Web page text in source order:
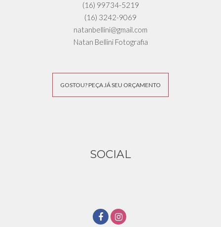
(16) 99734-5219
(16) 3242-9069
natanbellini@gmail.com
Natan Bellini Fotografia
GOSTOU? PEÇA JÁ SEU ORÇAMENTO
SOCIAL